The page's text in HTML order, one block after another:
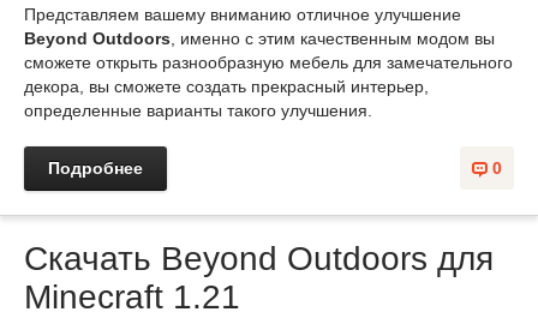
Представляем вашему вниманию отличное улучшение
Beyond Outdoors, именно с этим качественным модом вы
сможете открыть разнообразную мебель для замечательного
декора, вы сможете создать прекрасный интерьер,
определенные варианты такого улучшения.
0
Подробнее
Скачать Beyond Outdoors для
Minecraft 1.21